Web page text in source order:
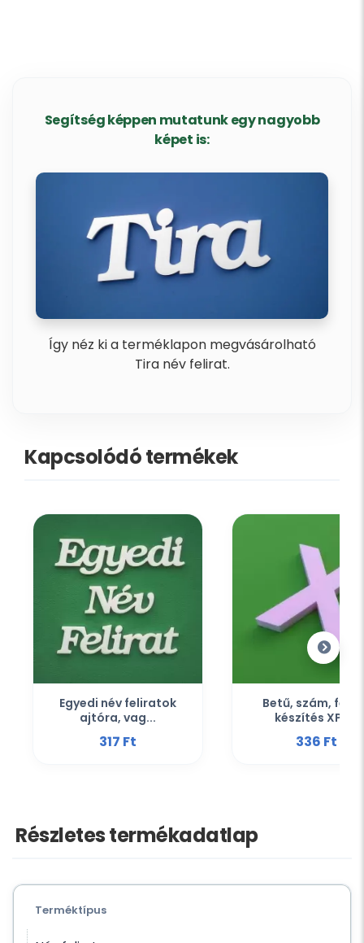
Segítség képpen mutatunk egy nagyobb
képet is:
Így néz ki a terméklapon megvásárolható
Tira név felirat.
Kapcsolódó termékek
Egyedi név feliratok
ajtóra, vag...
317 Ft‎
Betű, szám,
készítés XPS...
336 Ft‎
Részletes termékadatlap
Terméktípus